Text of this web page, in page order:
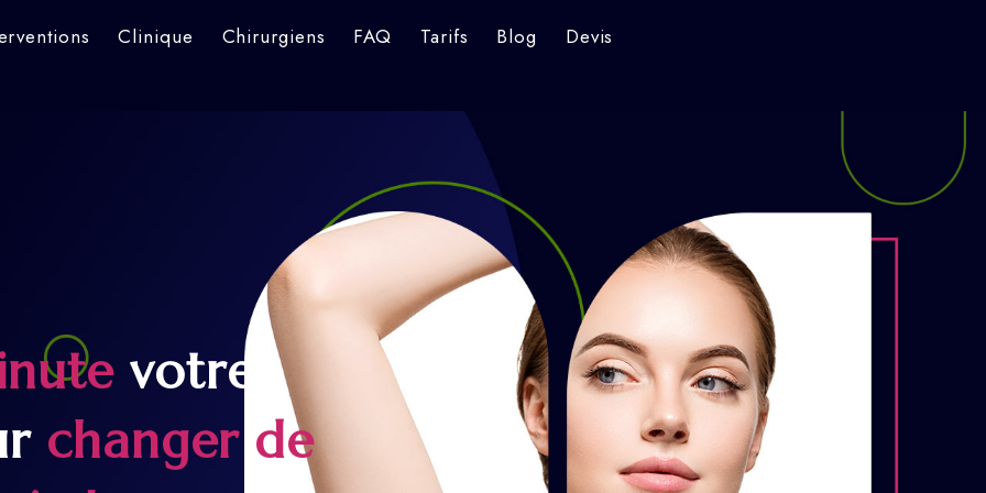
Clinique Chirurgiens FAQ Tarifs Blog Devis
votre
changer de